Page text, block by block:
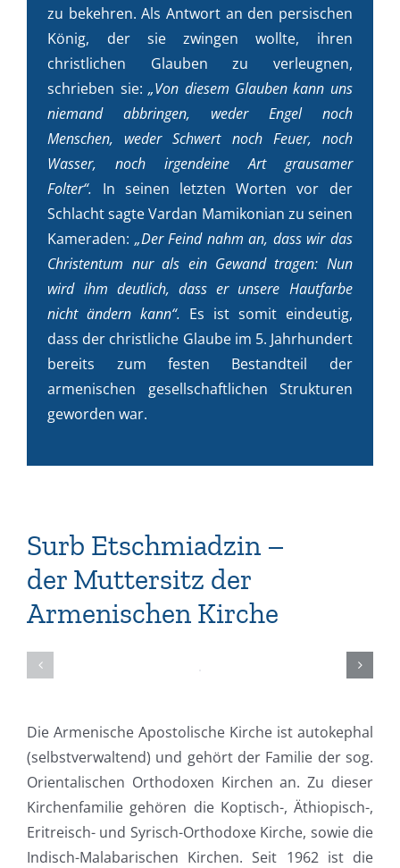
zu bekehren. Als Antwort an den persischen
König, der sie zwingen wollte, ihren
christlichen Glauben zu verleugnen,
schrieben sie:„Von diesem Glauben kann uns
niemand abbringen, weder Engel noch
Menschen, weder Schwert noch Feuer, noch
Wasser, noch irgendeine Art grausamer
Folter“. In seinen letzten Worten vor der
Schlacht sagte Vardan Mamikonian zu seinen
Kameraden: „Der Feind nahm an, dass wir das
Christentum nur als ein Gewand tragen: Nun
wird ihm deutlich, dass er unsere Hautfarbe
nicht ändern kann“. Es ist somit eindeutig,
dass der christliche Glaube im 5. Jahrhundert
bereits zum festen Bestandteil der
armenischen gesellschaftlichen Strukturen
geworden war.
Surb Etschmiadzin –
der Muttersitz der
Armenischen Kirche
Die Armenische Apostolische Kirche ist autokephal
(selbstverwaltend) und gehört der Familie der sog.
Orientalischen Orthodoxen Kirchen an. Zu dieser
Kirchenfamilie gehören die Koptisch-, Äthiopisch-,
Eritreisch- und Syrisch-Orthodoxe Kirche, sowie die
Indisch-Malabarischen Kirchen. Seit 1962 ist die